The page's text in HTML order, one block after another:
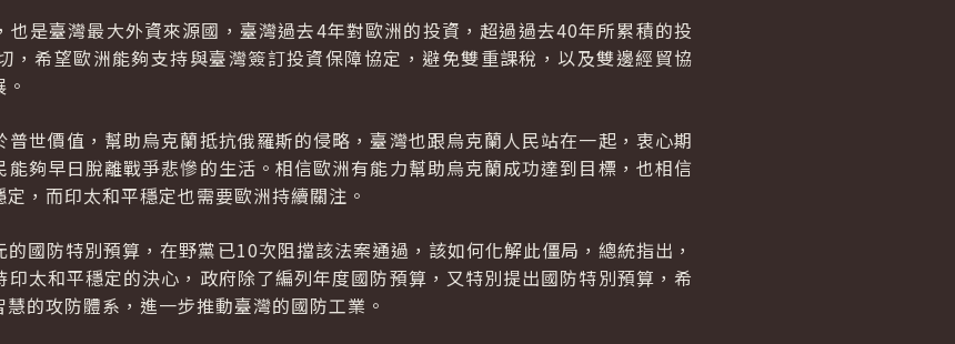
也是臺灣最大外資來源國，臺灣過去4年對歐洲的投資，超過過去40年所累積的投
，希望歐洲能夠支持與臺灣簽訂投資保障協定，避免雙重課稅，以及雙邊經貿協
世價值，幫助烏克蘭抵抗俄羅斯的侵略，臺灣也跟烏克蘭人民站在一起，衷心期
夠早日脫離戰爭悲慘的生活。相信歐洲有能力幫助烏克蘭成功達到目標，也相信
，而印太和平穩定也需要歐洲持續關注。
國防特別預算，在野黨已10次阻擋該法案通過，該如何化解此僵局，總統指出，
太和平穩定的決心，政府除了編列年度國防預算，又特別提出國防特別預算，希
的攻防體系，進一步推動臺灣的國防工業。